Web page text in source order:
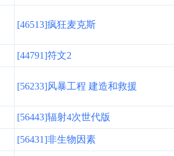
[46513]疯狂麦克斯
[44791]符文2
[56233]风暴工程 建造和救援
[56443]辐射4次世代版
[56431]非生物因素